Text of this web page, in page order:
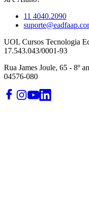
11 4040.2090
UOL Cursos Tecnologia
17.543.043/0001-93
Rua James Joule, 65 - 8º
04576-080